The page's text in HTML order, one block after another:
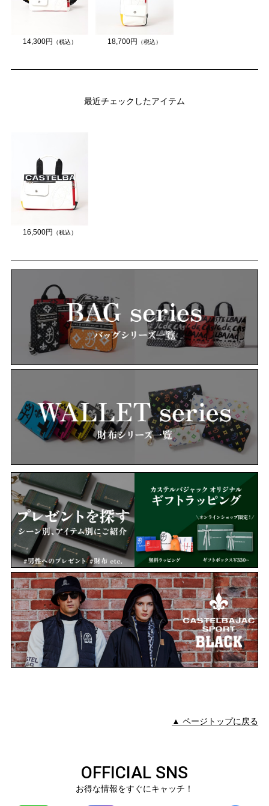
14,300円 （税込） 18,700円 （税込）
最近チェックしたアイテム
16,500円 （税込）
▲ ページトップに戻る
OFFICIAL SNS
お得な情報をすぐにキャッチ！